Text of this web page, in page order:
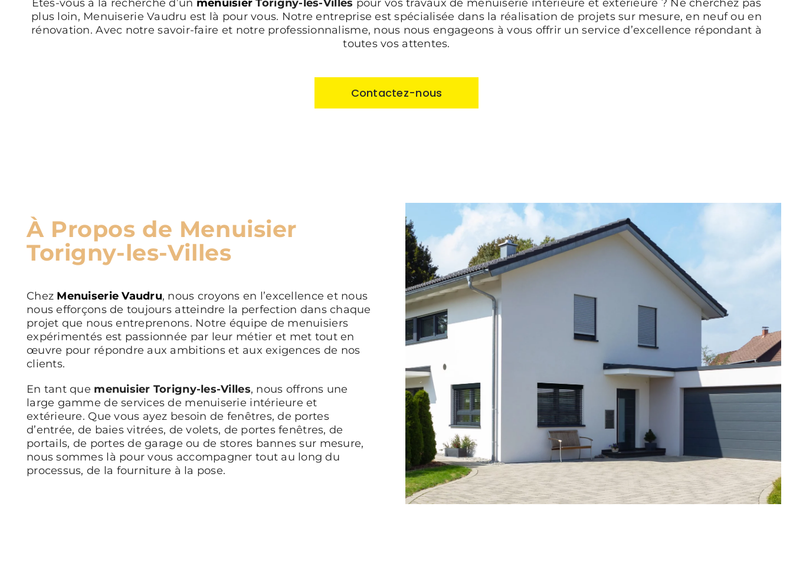
Êtes-vous à la recherche d’un menuisier Torigny-les-Villes pour vos travaux de menuiserie intérieure et extérieure ? Ne cherchez pas
plus loin, Menuiserie Vaudru est là pour vous. Notre entreprise est spécialisée dans la réalisation de projets sur mesure, en neuf ou en
rénovation. Avec notre savoir-faire et notre professionnalisme, nous nous engageons à vous offrir un service d’excellence répondant à
toutes vos attentes.
Contactez-nous
À Propos de Menuisier
Torigny-les-Villes
Chez Menuiserie Vaudru, nous croyons en l’excellence et nous
nous efforçons de toujours atteindre la perfection dans chaque
projet que nous entreprenons. Notre équipe de menuisiers
expérimentés est passionnée par leur métier et met tout en
œuvre pour répondre aux ambitions et aux exigences de nos
clients.
En tant que menuisier Torigny-les-Villes, nous offrons une
large gamme de services de menuiserie intérieure et
extérieure. Que vous ayez besoin de fenêtres, de portes
d’entrée, de baies vitrées, de volets, de portes fenêtres, de
portails, de portes de garage ou de stores bannes sur mesure,
nous sommes là pour vous accompagner tout au long du
processus, de la fourniture à la pose.